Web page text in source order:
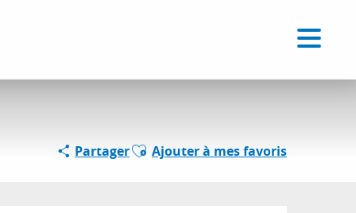
PartagerAjouter aux favoris
Ajouter à mes favoris